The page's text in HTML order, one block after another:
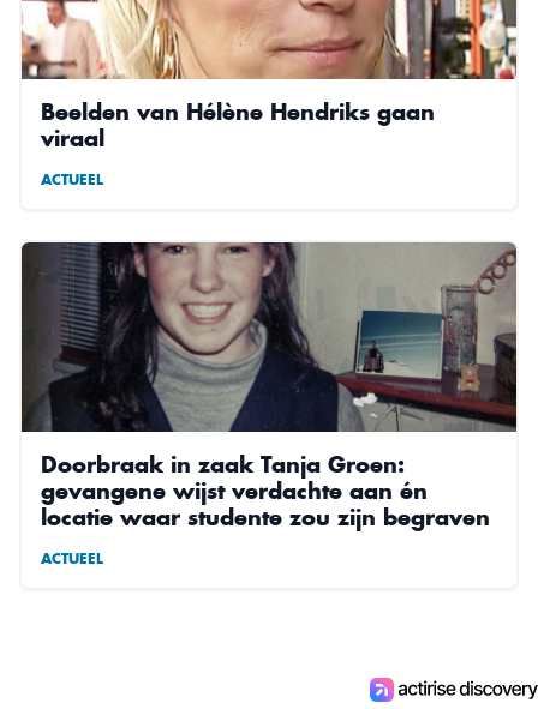
Beelden van Hélène Hendriks gaan
viraal
ACTUEEL
Doorbraak in zaak Tanja Groen:
gevangene wijst verdachte aan én
locatie waar studente zou zijn begraven
ACTUEEL